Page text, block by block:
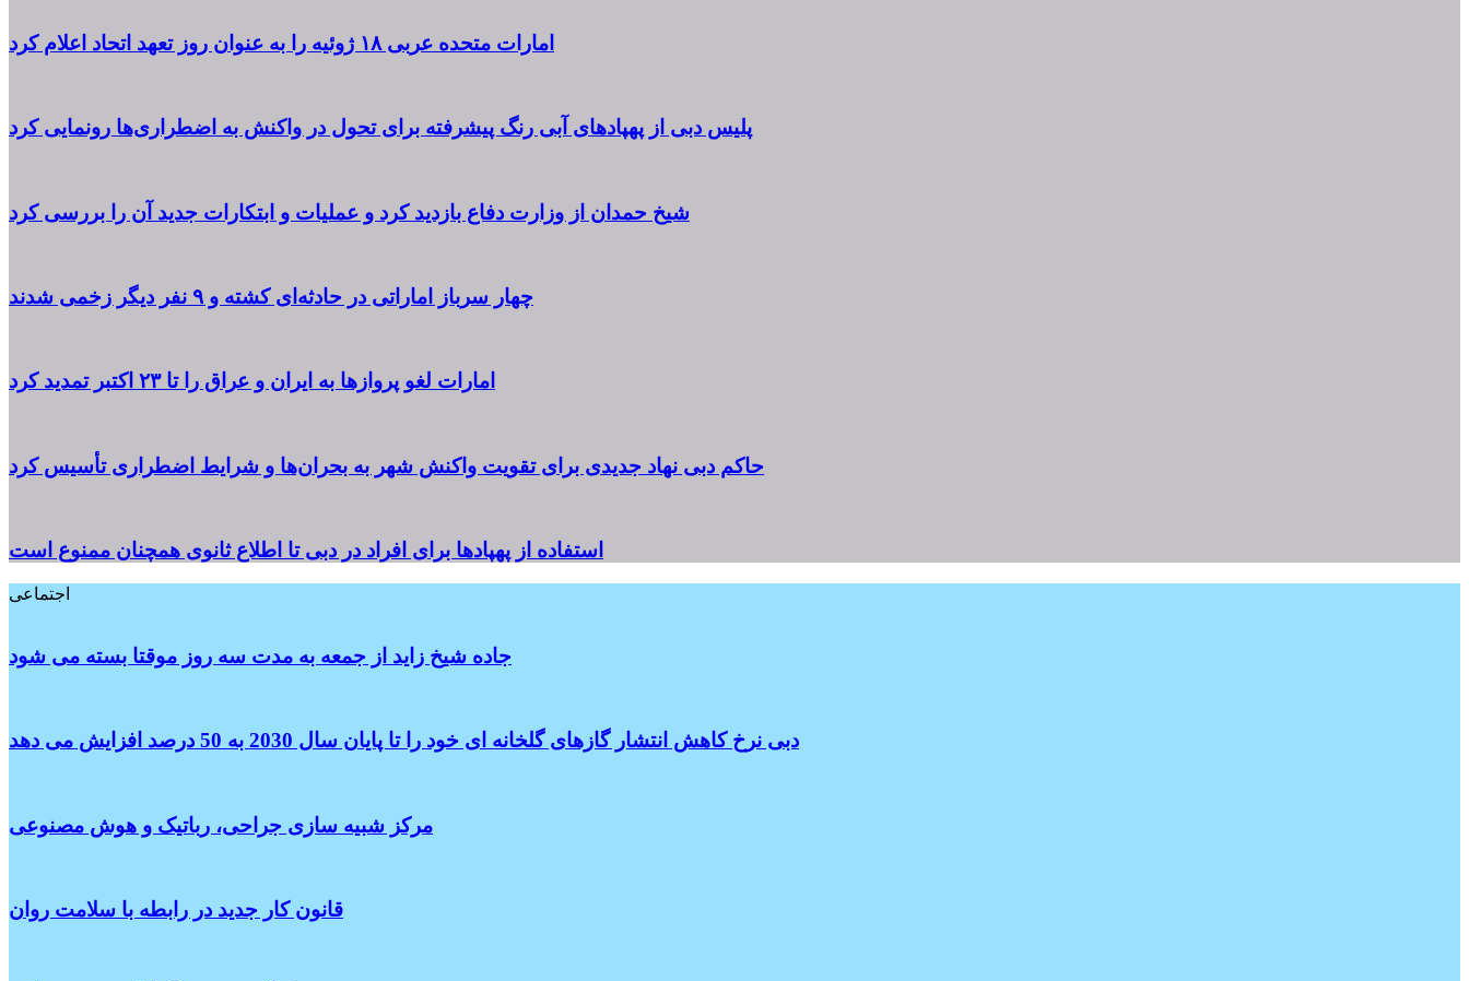
امارات متحده عربی ۱۸ ژوئیه را به عنوان روز تعهد اتحاد اعلام کرد
پلیس دبی از پهپادهای آبی رنگ پیشرفته برای تحول در واکنش به اضطراری‌ها رونمایی کرد
شیخ حمدان از وزارت دفاع بازدید کرد و عملیات و ابتکارات جدید آن را بررسی کرد
چهار سرباز اماراتی در حادثه‌ای کشته و ۹ نفر دیگر زخمی شدند
امارات لغو پروازها به ایران و عراق را تا ۲۳ اکتبر تمدید کرد
حاکم دبی نهاد جدیدی برای تقویت واکنش شهر به بحران‌ها و شرایط اضطراری تأسیس کرد
استفاده از پهپادها برای افراد در دبی تا اطلاع ثانوی همچنان ممنوع است
اجتماعی
جاده شیخ زاید از جمعه به مدت سه روز موقتا بسته می شود
دبی نرخ کاهش انتشار گازهای گلخانه ای خود را تا پایان سال 2030 به 50 درصد افزایش می دهد
مرکز شبیه سازی جراحی، رباتیک و هوش مصنوعی
قانون کار جدید در رابطه با سلامت روان